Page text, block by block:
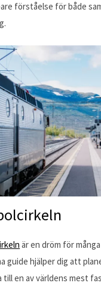
förståelse för både
är en dröm för
guide hjälper dig att
till en av världens mest